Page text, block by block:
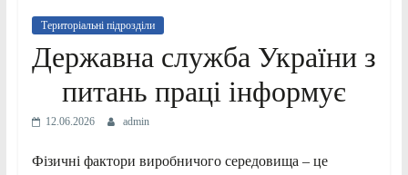
Територіальні підрозділи
Державна служба України з
питань праці інформує
12.06.2026 admin
Фізичні фактори виробничого середовища – це